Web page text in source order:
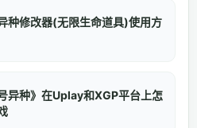
种修改器(无限生命道具)使用方
异种》在Uplay和XGP平台上怎